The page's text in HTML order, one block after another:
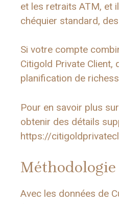
et les retraits ATM, et
chéquier standard,
Si votre compte
Citigold Private Client,
planification de
Pour en savoir plus
obtenir des détails
https://
Méthodologie
Avec les données de